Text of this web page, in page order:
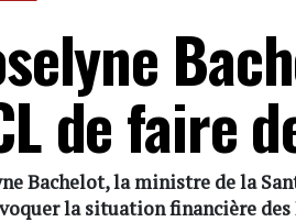
de faire
Bachelot, la ministre de la
la situation financière